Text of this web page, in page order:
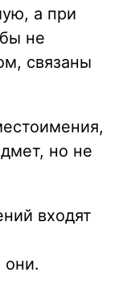
а при
не
связаны
но не
входят